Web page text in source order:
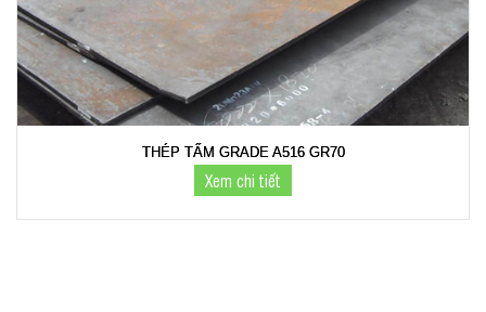
THÉP TẤM GRADE A516 GR70
Xem chi tiết